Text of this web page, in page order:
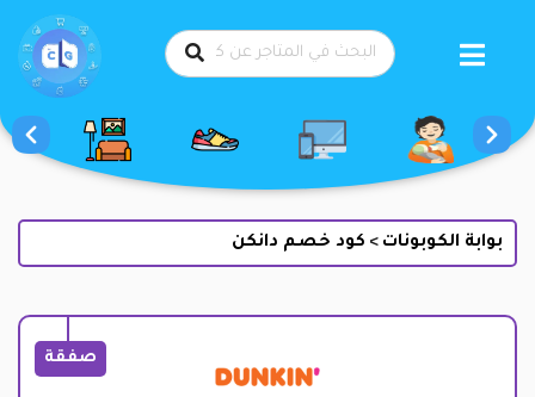
بوابة الكوبونات > كود خصم دانكن
صفقة